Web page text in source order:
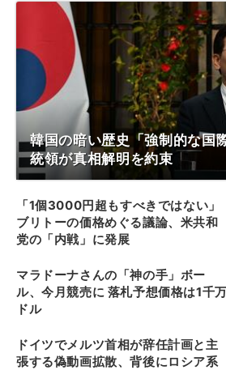
韓国の暗い歴史「強制的な国
統領が真相解明を約束
「1個3000円超もすべきではない」
ブリトーの価格めぐる議論、米共和
党の「内戦」に発展
マラドーナさんの「神の手」ボー
ル、今月競売に 落札予想価格は1千万
ドル
ドイツでメルツ首相が辞任計画と主
張する偽動画拡散、背後にロシア系